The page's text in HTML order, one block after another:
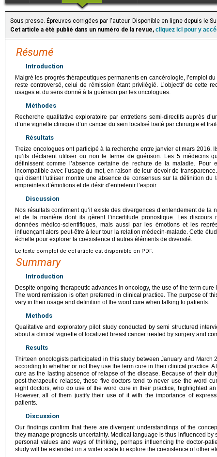
Sous presse. Épreuves corrigées par l'auteur. Disponible en ligne depuis le
Cet article a été publié dans un numéro de la revue, cliquez ici pour y
Résumé
Introduction
Malgré les progrès thérapeutiques permanents en cancérologie, l’emploi
reste controversé, celui de rémission étant privilégié. L’objectif de cette
usages et du sens donné à la guérison par les oncologues.
Méthodes
Recherche qualitative exploratoire par entretiens semi-directifs auprès
d’une vignette clinique d’un cancer du sein localisé traité par chirurgie et
Résultats
Treize oncologues ont participé à la recherche entre janvier et mars 2016.
qu’ils déclarent utiliser ou non le terme de guérison. Les 5 médecins
définissent comme l’absence certaine de rechute de la maladie. Pour
incompatible avec l’usage du mot, en raison de leur devoir de
qui disent l’utiliser montre une absence de consensus sur la définition du
empreintes d’émotions et de désir d’entretenir l’espoir.
Discussion
Nos résultats confirment qu’il existe des divergences d’entendement de
et de la manière dont ils gèrent l’incertitude pronostique. Les discours
données médico-scientifiques, mais aussi par les émotions et les
influençant alors peut-être à leur tour la relation médecin-malade. Cette
échelle pour explorer la coexistence d’autres éléments de diversité.
Le texte complet de cet article est disponible en PDF.
Summary
Introduction
Despite ongoing therapeutic advances in oncology, the use of the term
The word remission is often preferred in clinical practice. The purpose of
vary in their usage and definition of the word cure when talking to patients.
Methods
Qualitative and exploratory pilot study conducted by semi structured
about a clinical vignette of localized breast cancer treated by surgery and
Results
Thirteen oncologists participated in this study between January and March
according to whether or not they use the term cure in their clinical practice.
cure as the lasting absence of relapse of the disease. Because of their
post-therapeutic relapse, these five doctors tend to never use the word
eight doctors, who do use of the word cure in their practice, highlighted
However, all of them justify their use of it with the importance of
patients.
Discussion
Our findings confirm that there are divergent understandings of the
they manage prognosis uncertainty. Medical language is thus influenced by
personal values and ways of thinking, perhaps influencing the doctor-
study will be extended on a wider scale to explore the coexistence of other